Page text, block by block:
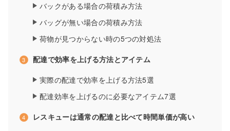
バックがある場合の荷積み方法
バッグが無い場合の荷積み方法
荷物が見つからない時の5つの対処法
配達で効率を上げる方法とアイテム
実際の配達で効率を上げる方法5選
配達効率を上げるのに必要なアイテム7選
レスキューは通常の配達と比べて時間単価が高い